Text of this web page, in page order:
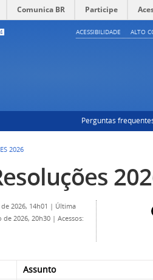
Comunica BR Participe
4 ACESSIBILIDADE ALTO
Perguntas
2026
2026, 14h01 | Última
de 2026, 20h30 | Acessos:
Assunto